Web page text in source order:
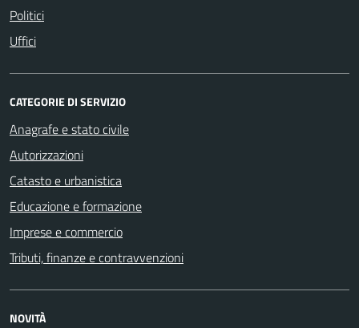
Politici
Uffici
CATEGORIE DI SERVIZIO
Anagrafe e stato civile
Autorizzazioni
Catasto e urbanistica
Educazione e formazione
Imprese e commercio
Tributi, finanze e contravvenzioni
NOVITÀ